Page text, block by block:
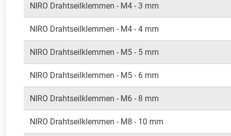
NIRO Drahtseilklemmen - M4 - 3 mm
NIRO Drahtseilklemmen - M4 - 4 mm
NIRO Drahtseilklemmen - M5 - 5 mm
NIRO Drahtseilklemmen - M5 - 6 mm
NIRO Drahtseilklemmen - M6 - 8 mm
NIRO Drahtseilklemmen - M8 - 10 mm